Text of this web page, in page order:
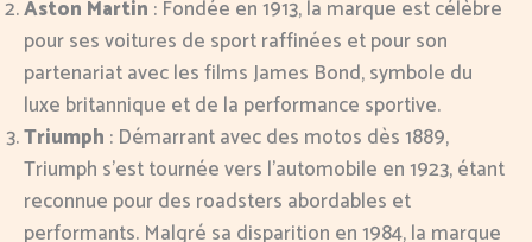
Aston Martin : Fondée en 1913, la marque est célèbre
pour ses voitures de sport raffinées et pour son
partenariat avec les films James Bond, symbole du
luxe britannique et de la performance sportive.
Triumph : Démarrant avec des motos dès 1889,
Triumph s’est tournée vers l’automobile en 1923, étant
reconnue pour des roadsters abordables et
performants. Malgré sa disparition en 1984, la marque